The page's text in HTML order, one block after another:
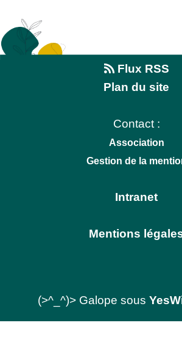
Flux RSS
Plan du site
Contact :
Association
Gestion de la
Intranet
Mentions
(>^_^)> Galope sous